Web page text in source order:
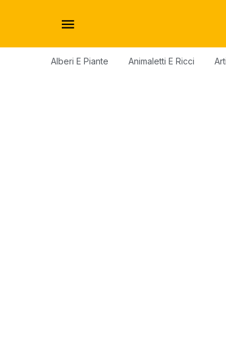
Alberi E Piante Animaletti E Ricci